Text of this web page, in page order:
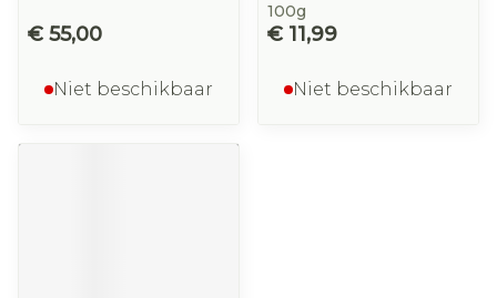
€ 55,00
Niet beschikbaar
100g
€ 11,99
Niet beschikbaar